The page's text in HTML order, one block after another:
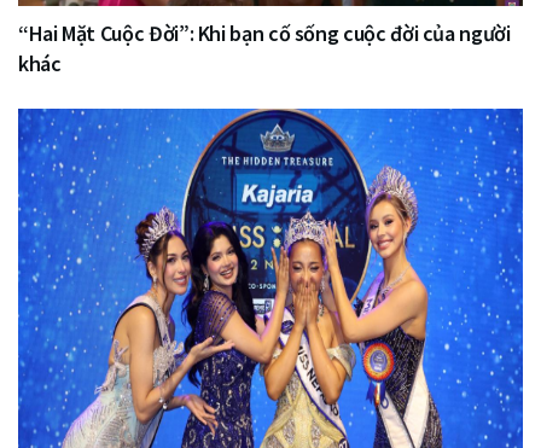
“Hai Mặt Cuộc Đời”: Khi bạn cố sống cuộc đời của người
khác